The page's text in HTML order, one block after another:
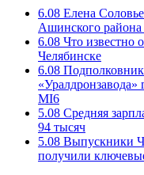
6.08 Елена
Ашинского района
6.08 Что известно
Челябинске
6.08
«Уралдронзавода»
MI6
5.08 Средняя
94 тысяч
5.08 Выпускники
получили